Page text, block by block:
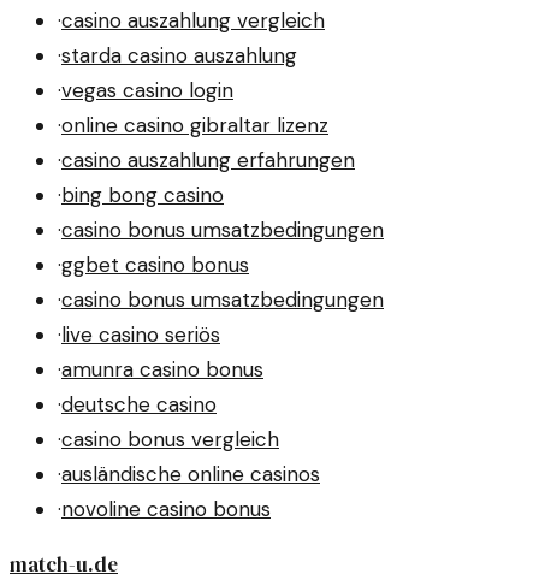
·casino auszahlung vergleich
·starda casino auszahlung
·vegas casino login
·online casino gibraltar lizenz
·casino auszahlung erfahrungen
·bing bong casino
·casino bonus umsatzbedingungen
·ggbet casino bonus
·casino bonus umsatzbedingungen
·live casino seriös
·amunra casino bonus
·deutsche casino
·casino bonus vergleich
·ausländische online casinos
·novoline casino bonus
match-u.de